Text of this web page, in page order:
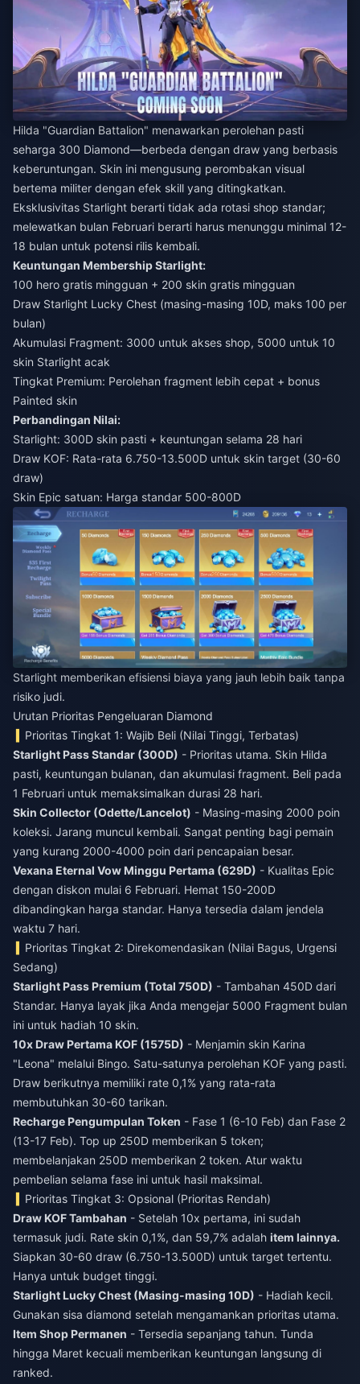
Hilda "Guardian Battalion" menawarkan perolehan pasti
seharga 300 Diamond—berbeda dengan draw yang berbasis
keberuntungan. Skin ini mengusung perombakan visual
bertema militer dengan efek skill yang ditingkatkan.
Eksklusivitas Starlight berarti tidak ada rotasi shop standar;
melewatkan bulan Februari berarti harus menunggu minimal 12-
18 bulan untuk potensi rilis kembali.
Keuntungan Membership Starlight:
100 hero gratis mingguan + 200 skin gratis mingguan
Draw Starlight Lucky Chest (masing-masing 10D, maks 100 per
bulan)
Akumulasi Fragment: 3000 untuk akses shop, 5000 untuk 10
skin Starlight acak
Tingkat Premium: Perolehan fragment lebih cepat + bonus
Painted skin
Perbandingan Nilai:
Starlight: 300D skin pasti + keuntungan selama 28 hari
Draw KOF: Rata-rata 6.750-13.500D untuk skin target (30-60
draw)
Skin Epic satuan: Harga standar 500-800D
Starlight memberikan efisiensi biaya yang jauh lebih baik tanpa
risiko judi.
Urutan Prioritas Pengeluaran Diamond
Prioritas Tingkat 1: Wajib Beli (Nilai Tinggi, Terbatas)
Starlight Pass Standar (300D) - Prioritas utama. Skin Hilda
pasti, keuntungan bulanan, dan akumulasi fragment. Beli pada
1 Februari untuk memaksimalkan durasi 28 hari.
Skin Collector (Odette/Lancelot) - Masing-masing 2000 poin
koleksi. Jarang muncul kembali. Sangat penting bagi pemain
yang kurang 2000-4000 poin dari pencapaian besar.
Vexana Eternal Vow Minggu Pertama (629D) - Kualitas Epic
dengan diskon mulai 6 Februari. Hemat 150-200D
dibandingkan harga standar. Hanya tersedia dalam jendela
waktu 7 hari.
Prioritas Tingkat 2: Direkomendasikan (Nilai Bagus, Urgensi
Sedang)
Starlight Pass Premium (Total 750D) - Tambahan 450D dari
Standar. Hanya layak jika Anda mengejar 5000 Fragment bulan
ini untuk hadiah 10 skin.
10x Draw Pertama KOF (1575D) - Menjamin skin Karina
"Leona" melalui Bingo. Satu-satunya perolehan KOF yang pasti.
Draw berikutnya memiliki rate 0,1% yang rata-rata
membutuhkan 30-60 tarikan.
Recharge Pengumpulan Token - Fase 1 (6-10 Feb) dan Fase 2
(13-17 Feb). Top up 250D memberikan 5 token;
membelanjakan 250D memberikan 2 token. Atur waktu
pembelian selama fase ini untuk hasil maksimal.
Prioritas Tingkat 3: Opsional (Prioritas Rendah)
Draw KOF Tambahan - Setelah 10x pertama, ini sudah
termasuk judi. Rate skin 0,1%, dan 59,7% adalah item lainnya.
Siapkan 30-60 draw (6.750-13.500D) untuk target tertentu.
Hanya untuk budget tinggi.
Starlight Lucky Chest (Masing-masing 10D) - Hadiah kecil.
Gunakan sisa diamond setelah mengamankan prioritas utama.
Item Shop Permanen - Tersedia sepanjang tahun. Tunda
hingga Maret kecuali memberikan keuntungan langsung di
ranked.